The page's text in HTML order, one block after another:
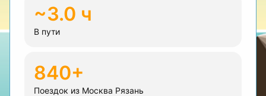
~3.0 ч
В пути
840+
Поездок из Москва Рязань